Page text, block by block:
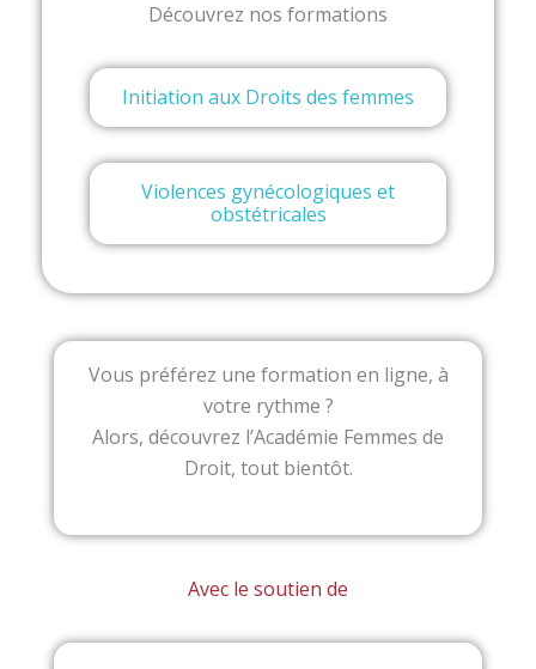
Découvrez nos formations
Initiation aux Droits des femmes
Violences gynécologiques et
obstétricales
Vous préférez une formation en ligne, à
votre rythme ?
Alors, découvrez l’Académie Femmes de
Droit, tout bientôt.
Avec le soutien de